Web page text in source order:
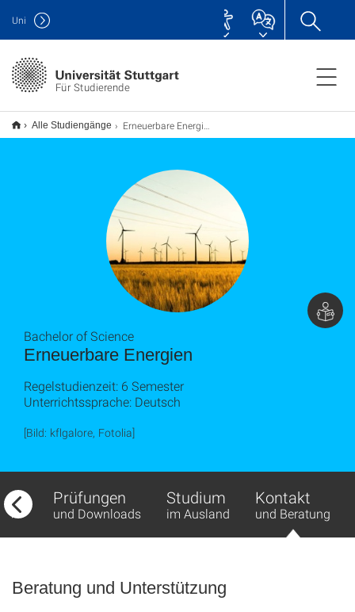
Für Studierende
Uni
Alle Studiengänge Erneuerbare Energien B.Sc.
Erneuerbare Energien
Bachelor of Science
Regelstudienzeit: 6 Semester
Unterrichtssprache: Deutsch
[Bild: kflgalore, Fotolia]
Prüfungen
und Downloads
Studium
im Ausland
Kontakt
und Beratung
Beratung und Unterstützung